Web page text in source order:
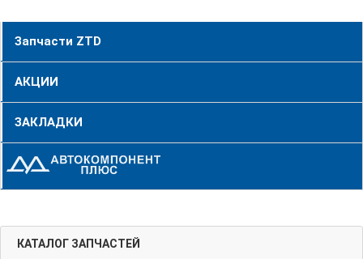
Запчасти ZTD
АКЦИИ
ЗАКЛАДКИ
КАТАЛОГ ЗАПЧАСТЕЙ